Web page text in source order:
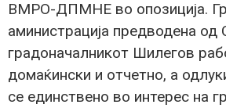
ВМРО-ДПМНЕ во опозиција.
аминистрација предводена
градоначалникот Шилегов
домаќински и отчетно, а
се единствено во интерес на